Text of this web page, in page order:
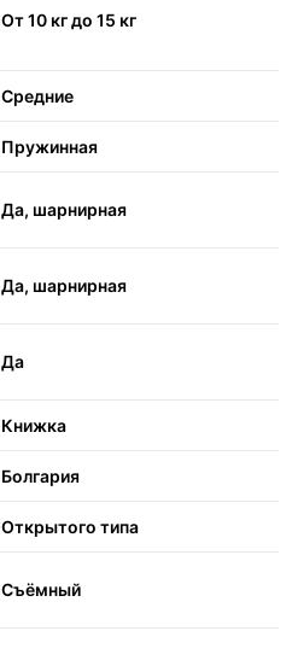
От 10 кг до 15 кг
Средние
Пружинная
Да, шарнирная
Да, шарнирная
Да
Книжка
Болгария
Открытого типа
Съёмный